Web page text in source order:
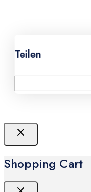
Teilen
Shopping Cart